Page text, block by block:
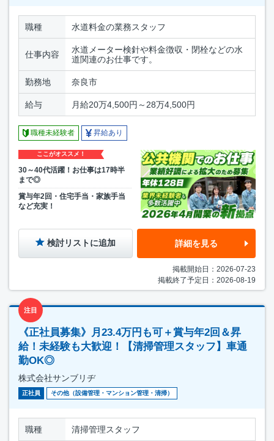
職種 水道料金の業務スタッフ
仕事内容
水道メーター検針や料金徴収・閉栓などの水
道関連のお仕事です。
勤務地 奈良市
給与 月給20万4,500円～28万4,500円
職種未経験者 昇給あり
ここがオススメ！
30～40代活躍！お仕事は17時半
まで◎
賞与年2回・住宅手当・家族手当
など充実！
検討リストに追加 詳細を見る
掲載開始日：2026-07-23
掲載終了予定日：2026-08-19
注目
《正社員募集》月23.4万円も可＋賞与年2回＆昇
給！未経験も大歓迎！【清掃管理スタッフ】車通
勤OK◎
株式会社サンブリヂ
正社員 その他（設備管理・マンション管理・清掃）
職種 清掃管理スタッフ